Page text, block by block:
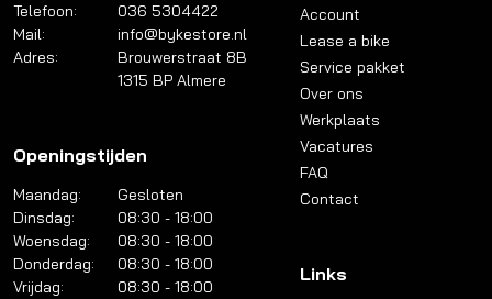
Telefoon:
036 5304422
Mail:
info@bykestore.nl
Adres:
Brouwerstraat 8B
1315 BP Almere
Openingstijden
Maandag:
Gesloten
Dinsdag:
08:30 - 18:00
Woensdag:
08:30 - 18:00
Donderdag:
08:30 - 18:00
Vrijdag:
08:30 - 18:00
Account
Lease a bike
Service pakket
Over ons
Werkplaats
Vacatures
FAQ
Contact
Links